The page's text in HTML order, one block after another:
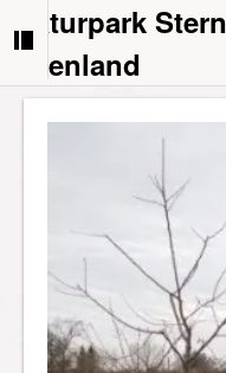
Naturpark
Seenland